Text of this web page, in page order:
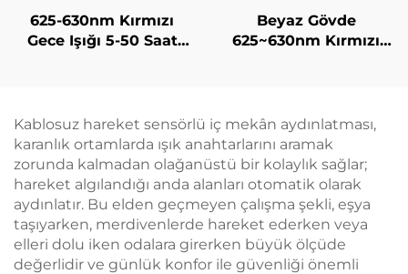
625-630nm Kırmızı
Gece Işığı 5-50 Saat
Beyaz Gövde
625~630nm Kırmızı
Hafızası 800mAh Pil
60 Saat Çalışma Süresi
1 Saatte Hızlı Şarj
Kablosuz hareket sensörlü iç mekân aydınlatması,
karanlık ortamlarda ışık anahtarlarını aramak
zorunda kalmadan olağanüstü bir kolaylık sağlar;
hareket algılandığı anda alanları otomatik olarak
aydınlatır. Bu elden geçmeyen çalışma şekli, eşya
taşıyarken, merdivenlerde hareket ederken veya
elleri dolu iken odalara girerken büyük ölçüde
değerlidir ve günlük konfor ile güvenliği önemli